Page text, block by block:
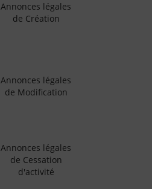
Annonces légales
de Création
Annonces légales
de Modification
Annonces légales
de Cessation
d'activité